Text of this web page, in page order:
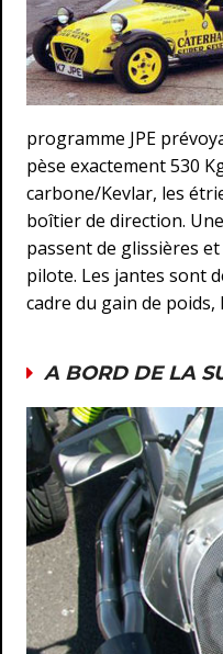
programme JPE
pèse exactement 530
carbone/Kevlar, les
boîtier de direction.
passent de glissières
pilote. Les jantes sont
cadre du gain de
A BORD DE LA